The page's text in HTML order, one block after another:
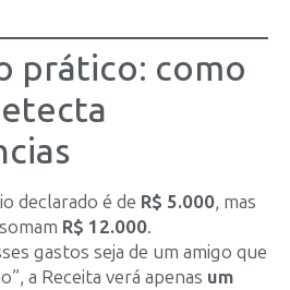
prático: como
declarado é de R$ 5.000, mas
R$ 12.000.
gastos seja de um amigo que
a Receita verá apenas um